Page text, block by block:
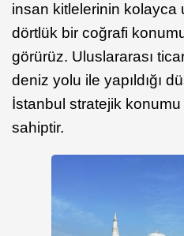
insan kitlelerinin kolayca
dörtlük bir coğrafi
görürüz. Uluslararası
deniz yolu ile yapıldığı
İstanbul stratejik
sahiptir.